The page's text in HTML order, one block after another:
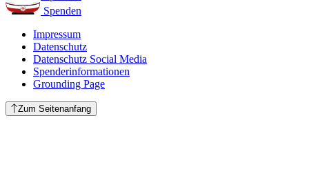
Spenden
Impressum
Datenschutz
Datenschutz Social Media
Spenderinformationen
Grounding Page
Zum Seitenanfang